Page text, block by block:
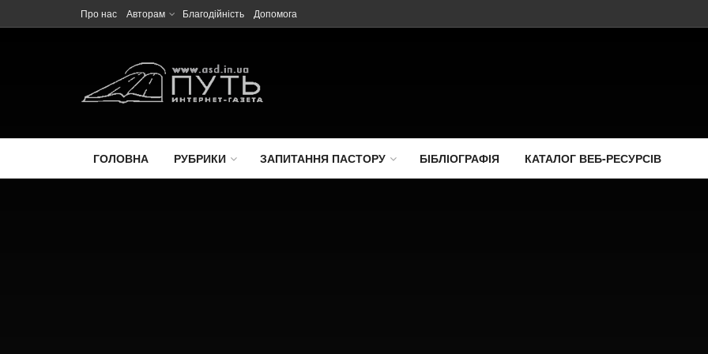
Про нас Авторам Благодійність Допомога
ГОЛОВНА РУБРИКИ ЗАПИТАННЯ ПАСТОРУ БІБЛІОГРАФІЯ КАТАЛОГ ВЕБ-РЕСУРСІВ